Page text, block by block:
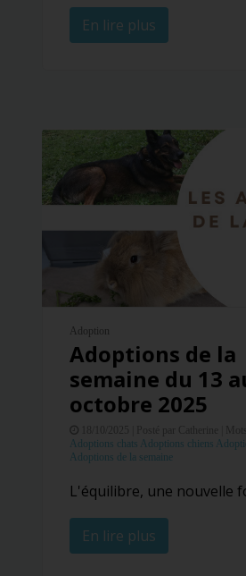
En lire plus
Adoption
Adoptions de la
semaine du 13
octobre 2025
Posté par Catherine |
Adoptions chats Adoptions chiens
Adoptions de la semaine
L'équilibre, une nouvelle
En lire plus